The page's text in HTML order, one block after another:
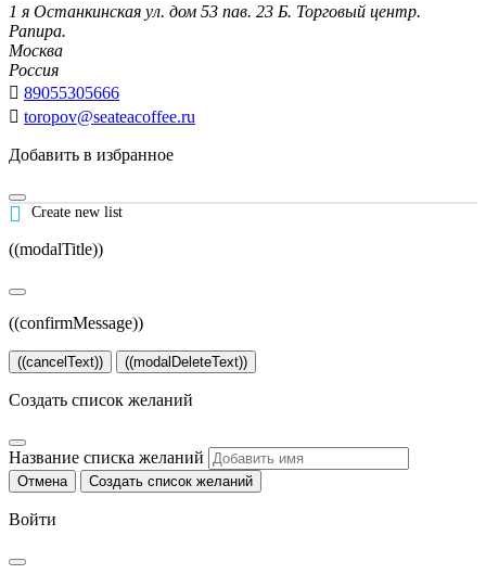
1 я Останкинская ул. дом 53 пав. 23 Б. Торговый центр.
Рапира.
Москва
Россия
 89055305666
 toropov@seateacoffee.ru
Добавить в избранное
 Create new list
((modalTitle))
((confirmMessage))
((cancelText)) ((modalDeleteText))
Создать список желаний
Название списка желаний
Отмена Создать список желаний
Войти